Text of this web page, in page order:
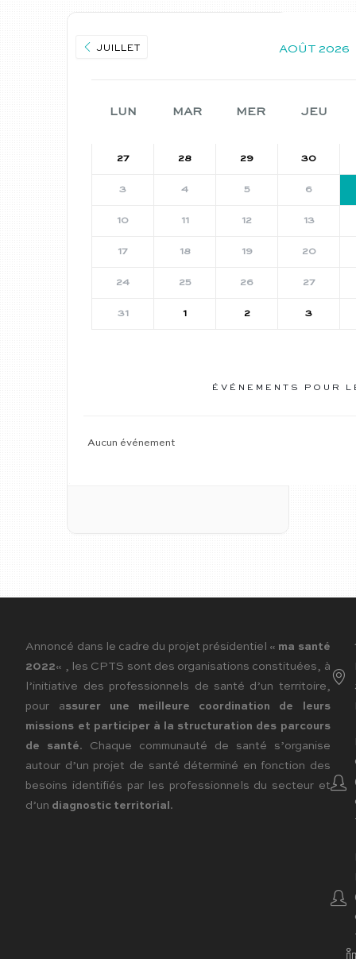
JUILLET AOÛT 2026
LUN MAR MER JEU
27 28 29 30
3 4 5 6
10 11 12 13
17 18 19 20
24 25 26 27
31 1 2 3
ÉVÉNEMENTS POUR
Aucun événement
Annoncé dans le cadre du projet présidentiel « ma santé
2022« , les CPTS sont des organisations constituées, à
l’initiative des professionnels de santé d’un territoire,
pour assurer une meilleure coordination de leurs
missions et participer à la structuration des parcours
de santé. Chaque communauté de santé s’organise
autour d’un projet de santé déterminé en fonction des
besoins identifiés par les professionnels du secteur et
d’un diagnostic territorial .